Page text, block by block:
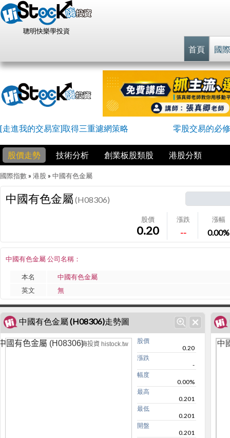
聰明快樂學投資
首頁 國
[走進我的交易室]取得三重濾網策略 零股交易的必
股價走勢 技術分析 創業板股類股 港股分類
國際指數 » 港股 » 中國有色金屬
中國有色金屬 (H08306)
股價
0.20
漲跌
--
漲幅
0.00%
中國有色金屬 公司名稱：
本名
中國有色金屬
英文
無
中國有色金屬 (H08306)走勢圖
國有色金屬 (H08306)嗨投資 histock.tw
股價
0.20
漲跌
-
幅度
0.00%
最高
0.201
最低
0.201
開盤
0.201
中